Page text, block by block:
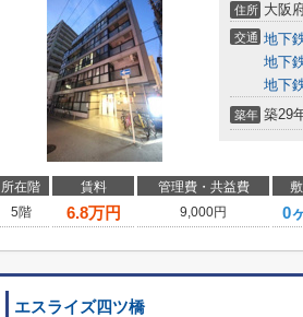
住所 大阪
交通 地下
地下
地下
築年 築29
所在階 賃料 管理費・共益費
5階
6.8万円 9,000円 0
エスライズ四ツ橋